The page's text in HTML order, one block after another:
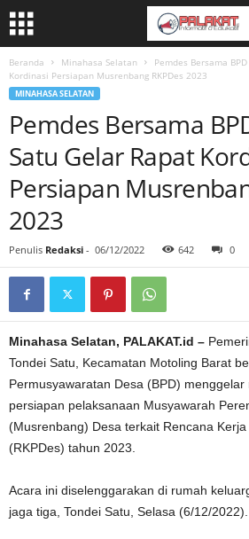
Beranda Minahasa Selatan
Pemdes Bersama
Kordinasi Persiapan Musrenbang RKPDes 2023
MINAHASA SELATAN
Pemdes Bersama
Satu Gelar Rapat
Persiapan
2023
Penulis Redaksi - 06/12/2022 642 0
Minahasa Selatan, PALAKAT.id –
Tondei Satu, Kecamatan Motoling Barat
Permusyawaratan Desa (BPD)
persiapan pelaksanaan Musyawarah
(Musrenbang) Desa terkait Rencana
(RKPDes) tahun 2023.
Acara ini diselenggarakan di rumah
jaga tiga, Tondei Satu, Selasa (6/12/2022).